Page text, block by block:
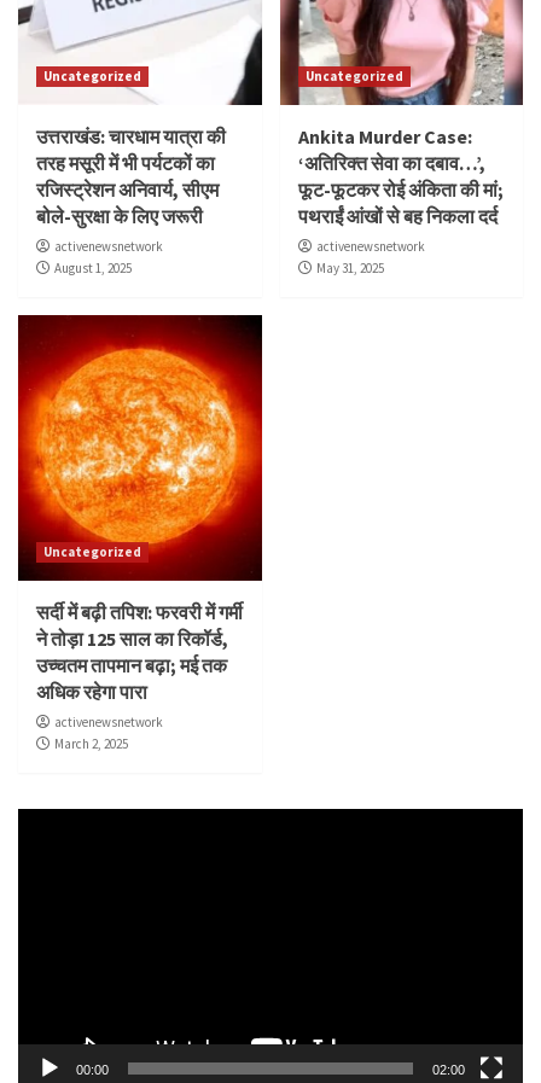
Uncategorized
उत्तराखंड: चारधाम यात्रा की
तरह मसूरी में भी पर्यटकों का
रजिस्ट्रेशन अनिवार्य, सीएम
बोले-सुरक्षा के लिए जरूरी
activenewsnetwork
August 1, 2025
Uncategorized
Ankita Murder Case:
‘अतिरिक्त सेवा का दबाव…’,
फूट-फूटकर रोई अंकिता की मां;
पथराईं आंखों से बह निकला दर्द
activenewsnetwork
May 31, 2025
Uncategorized
सर्दी में बढ़ी तपिश: फरवरी में गर्मी
ने तोड़ा 125 साल का रिकॉर्ड,
उच्चतम तापमान बढ़ा; मई तक
अधिक रहेगा पारा
activenewsnetwork
March 2, 2025
00:00 02:00